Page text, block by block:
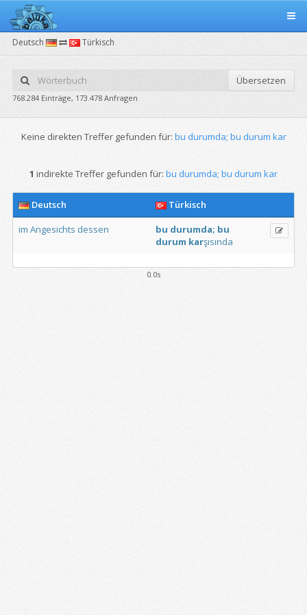
Deutsch Türkisch
Übersetzen
768.284 Einträge, 173.478 Anfragen
Keine direkten Treffer gefunden für: bu durumda; bu durum kar
1 indirekte Treffer gefunden für: bu durumda; bu durum kar
Deutsch
Türkisch
im Angesichts dessen bu durumda; bu
durum karşısında
0.0s